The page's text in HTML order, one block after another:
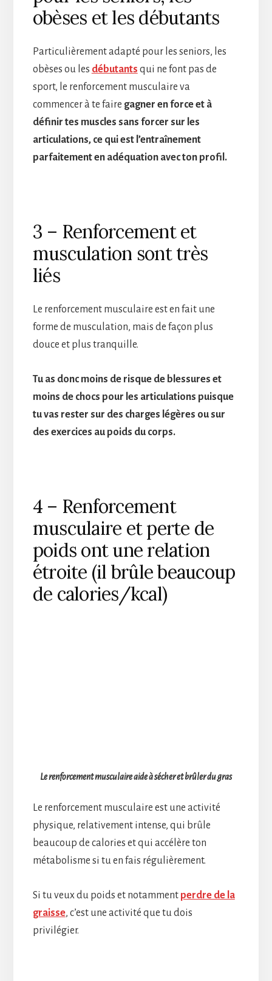
obèses et les débutants
Particulièrement adapté pour les seniors, les
obèses ou les débutants qui ne font pas de
sport, le renforcement musculaire va
commencer à te faire gagner en force et à
définir tes muscles sans forcer sur les
articulations, ce qui est l’entraînement
parfaitement en adéquation avec ton profil.
3 – Renforcement et
musculation sont très
liés
Le renforcement musculaire est en fait une
forme de musculation, mais de façon plus
douce et plus tranquille.
Tu as donc moins de risque de blessures et
moins de chocs pour les articulations puisque
tu vas rester sur des charges légères ou sur
des exercices au poids du corps.
4 – Renforcement
musculaire et perte de
poids ont une relation
étroite (il brûle beaucoup
de calories/kcal)
Le renforcement musculaire aide à sécher et brûler du gras
Le renforcement musculaire est une activité
physique, relativement intense, qui brûle
beaucoup de calories et qui accélère ton
métabolisme si tu en fais régulièrement.
Si tu veux du poids et notamment perdre de la
graisse, c’est une activité que tu dois
privilégier.